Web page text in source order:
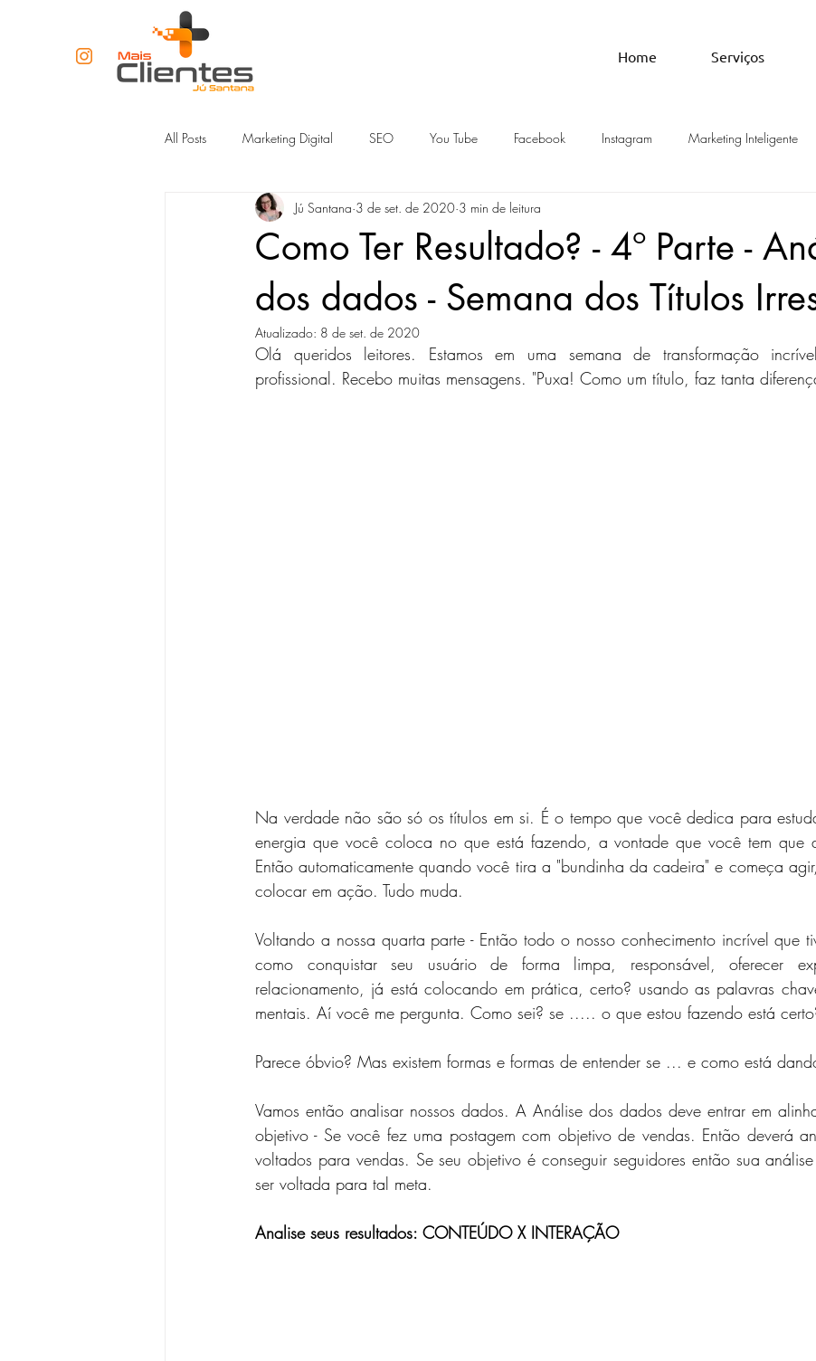
Home Serviços
All Posts Marketing Digital SEO You Tube Facebook Instagram Marketing Inteligente
Redes Sociais Marketing de Conteúdo
Como Ter Resultado? - 4º Parte -
dos dados - Semana dos Títulos
Jú Santana 3 de set. de 2020 3 min de leitura
Atualizado: 8 de set. de 2020
Olá queridos leitores. Estamos em uma semana de transformação
profissional. Recebo muitas mensagens. "Puxa! Como um título, faz tanta
Na verdade não são só os títulos em si. É o tempo que você dedica para
energia que você coloca no que está fazendo, a vontade que você tem que
Então automaticamente quando você tira a "bundinha da cadeira" e começa
colocar em ação. Tudo muda.
Voltando a nossa quarta parte - Então todo o nosso conhecimento incrível que
como conquistar seu usuário de forma limpa, responsável, oferecer
relacionamento, já está colocando em prática, certo? usando as palavras
mentais. Aí você me pergunta. Como sei? se ..... o que estou fazendo está
Parece óbvio? Mas existem formas e formas de entender se ... e como está
Vamos então analisar nossos dados. A Análise dos dados deve entrar em
objetivo - Se você fez uma postagem com objetivo de vendas. Então deverá
voltados para vendas. Se seu objetivo é conseguir seguidores então sua
ser voltada para tal meta.
Analise seus resultados: CONTEÚDO X INTERAÇÃO